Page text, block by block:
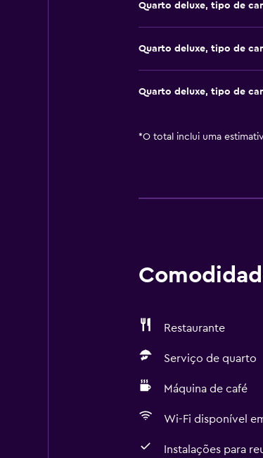
Quarto deluxe, tipo de
Quarto deluxe, tipo de
Quarto deluxe, tipo de
*O total inclui uma
Restaurante
Serviço de quarto
Máquina de café
Wi-Fi disponível
Instalações para